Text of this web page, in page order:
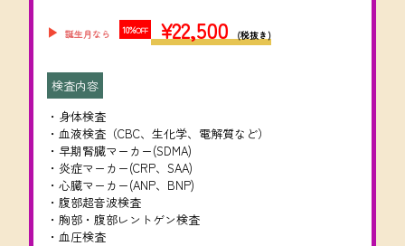
▶︎ 誕生月なら 10%OFF ¥22,500 (税抜き)
検査内容
・身体検査
・血液検査（CBC、生化学、電解質など）
・早期腎臓マーカー(SDMA)
・炎症マーカー(CRP、SAA)
・心臓マーカー(ANP、BNP)
・腹部超音波検査
・胸部・腹部レントゲン検査
・血圧検査